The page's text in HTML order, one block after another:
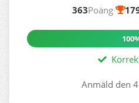
363Poäng·
Anmäld den